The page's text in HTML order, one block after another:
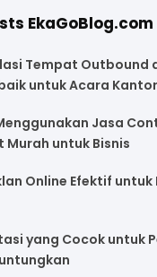
EkaGoBlog.com
Tempat Outbound
untuk Acara Kantor
Jasa
Murah untuk Bisnis
Online Efektif untuk
yang Cocok untuk